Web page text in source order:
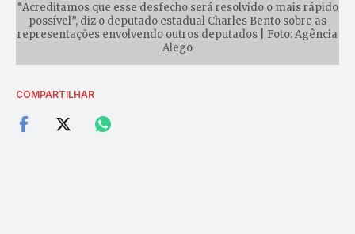
“Acreditamos que esse desfecho será resolvido o mais rápido
possível”, diz o deputado estadual Charles Bento sobre as
representações envolvendo outros deputados | Foto: Agência
Alego
COMPARTILHAR